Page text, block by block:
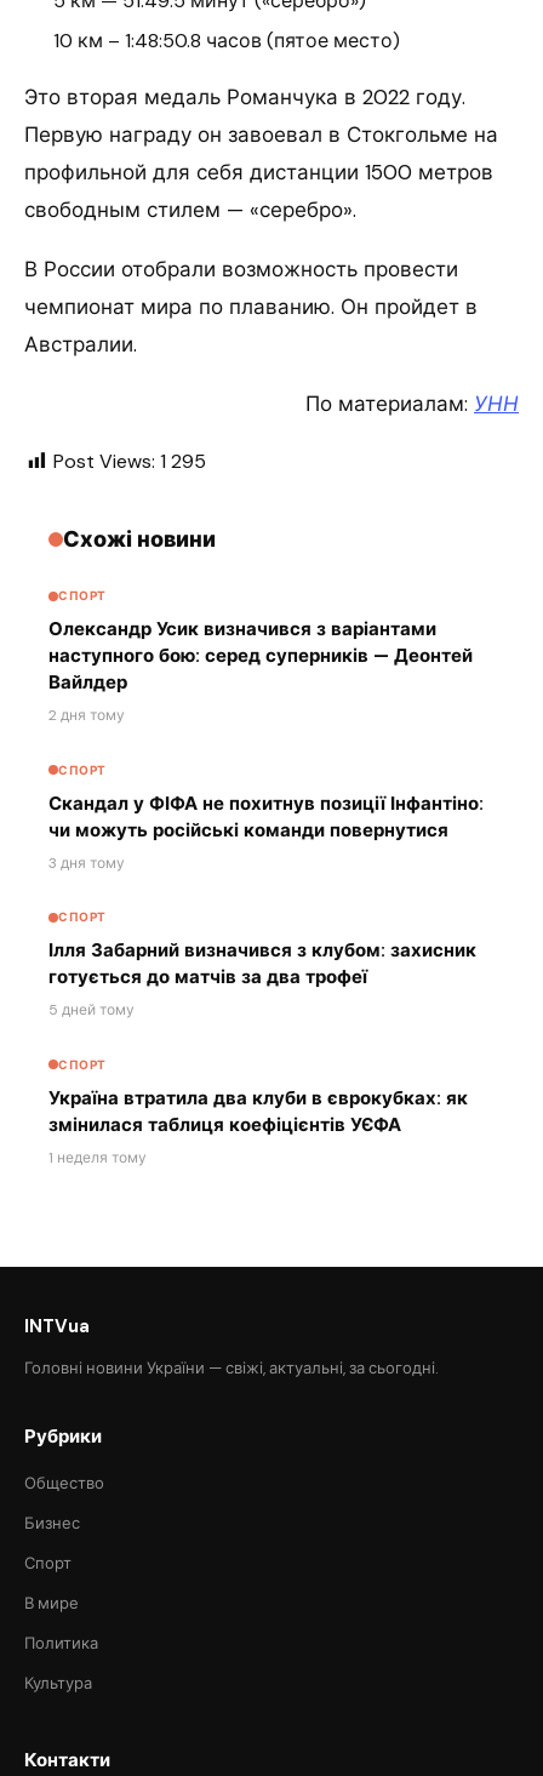
10 км – 1:48:50.8 часов (пятое место)
Это вторая медаль Романчука в 2022 году.
Первую награду он завоевал в Стокгольме на
профильной для себя дистанции 1500 метров
свободным стилем — «серебро».
В России отобрали возможность провести
чемпионат мира по плаванию. Он пройдет в
Австралии.
По материалам: УНН
Post Views: 1 295
Схожі новини
СПОРТ
Олександр Усик визначився з варіантами
наступного бою: серед суперників — Деонтей
Вайлдер
2 дня тому
СПОРТ
Скандал у ФІФА не похитнув позиції Інфантіно:
чи можуть російські команди повернутися
3 дня тому
СПОРТ
Ілля Забарний визначився з клубом: захисник
готується до матчів за два трофеї
5 дней тому
СПОРТ
Україна втратила два клуби в єврокубках: як
змінилася таблиця коефіцієнтів УЄФА
1 неделя тому
INTVua
Головні новини України — свіжі, актуальні, за сьогодні.
Рубрики
Общество
Бизнес
Спорт
В мире
Политика
Культура
Контакти